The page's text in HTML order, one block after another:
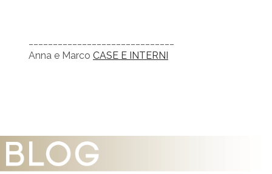
Anna e Marco CASE E INTERNI